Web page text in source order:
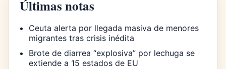
Últimas notas
Ceuta alerta por llegada masiva de menores
migrantes tras crisis inédita
Brote de diarrea “explosiva” por lechuga se
extiende a 15 estados de EU